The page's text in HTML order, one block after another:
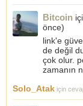
Bitcoin
önce)
link'e
de değil
çok olur.
zamanın
Solo_Atak için